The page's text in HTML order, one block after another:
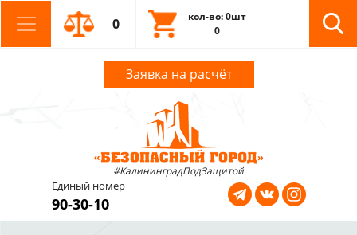
0
кол-во: 0шт
0
Заявка на расчёт
#КалининградПодЗащитой
Единый номер
90-30-10